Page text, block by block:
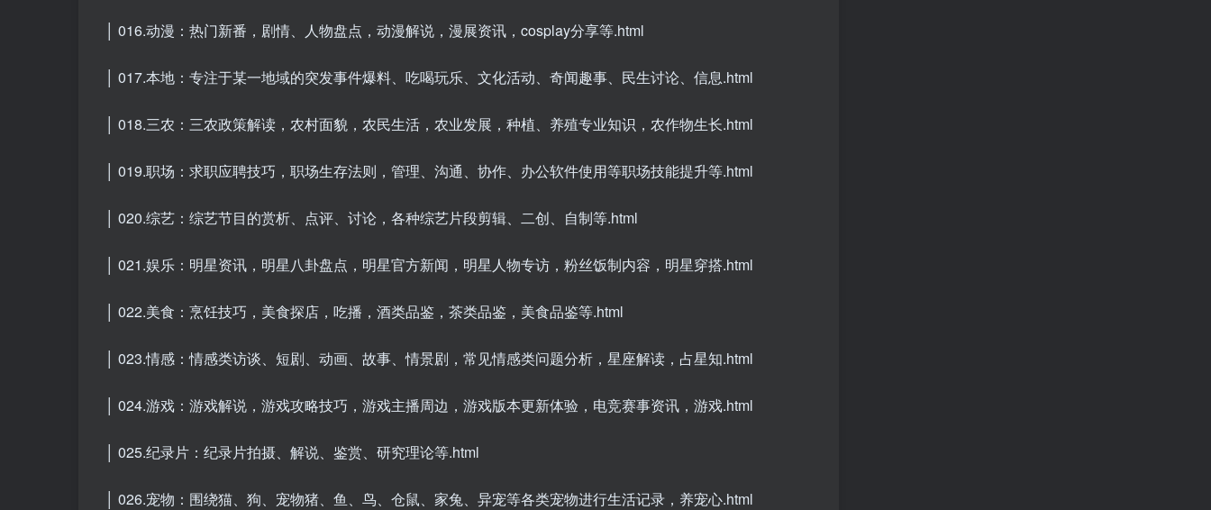
│ 016.动漫：热门新番，剧情、人物盘点，动漫解说，漫展资讯，cosplay分享等.html
│ 017.本地：专注于某一地域的突发事件爆料、吃喝玩乐、文化活动、奇闻趣事、民生讨论、信息.html
│ 018.三农：三农政策解读，农村面貌，农民生活，农业发展，种植、养殖专业知识，农作物生长.html
│ 019.职场：求职应聘技巧，职场生存法则，管理、沟通、协作、办公软件使用等职场技能提升等.html
│ 020.综艺：综艺节目的赏析、点评、讨论，各种综艺片段剪辑、二创、自制等.html
│ 021.娱乐：明星资讯，明星八卦盘点，明星官方新闻，明星人物专访，粉丝饭制内容，明星穿搭.html
│ 022.美食：烹饪技巧，美食探店，吃播，酒类品鉴，茶类品鉴，美食品鉴等.html
│ 023.情感：情感类访谈、短剧、动画、故事、情景剧，常见情感类问题分析，星座解读，占星知.html
│ 024.游戏：游戏解说，游戏攻略技巧，游戏主播周边，游戏版本更新体验，电竞赛事资讯，游戏.html
│ 025.纪录片：纪录片拍摄、解说、鉴赏、研究理论等.html
│ 026.宠物：围绕猫、狗、宠物猪、鱼、鸟、仓鼠、家兔、异宠等各类宠物进行生活记录，养宠心.html